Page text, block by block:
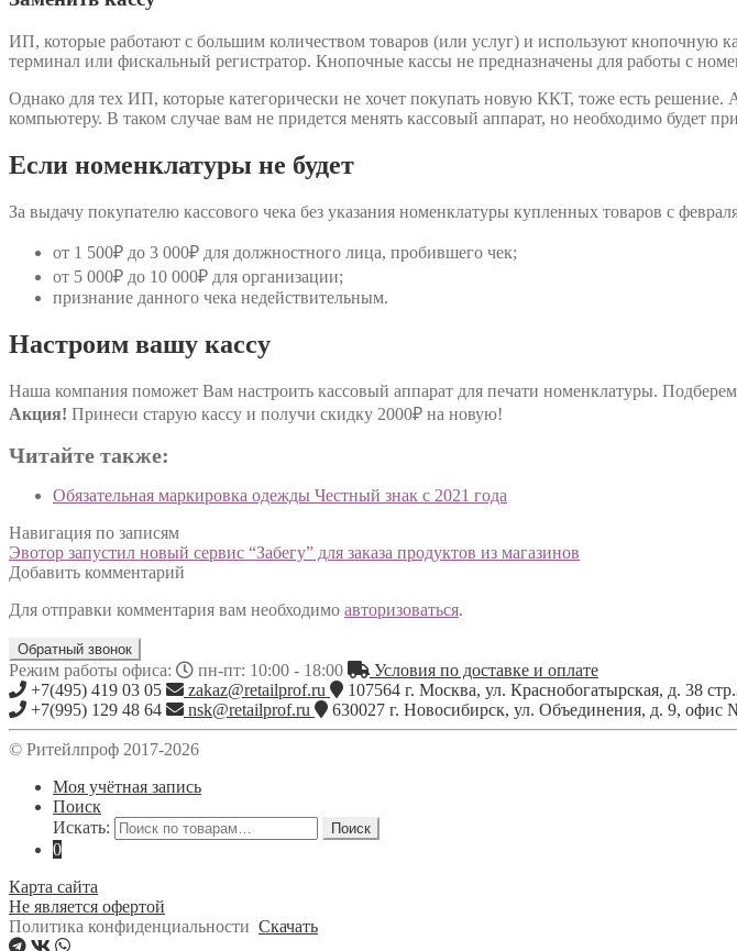
ИП, которые работают с большим количеством товаров (или услуг) и используют кнопочную
терминал или фискальный регистратор. Кнопочные кассы не предназначены для работы с
Однако для тех ИП, которые категорически не хочет покупать новую ККТ, тоже есть
компьютеру. В таком случае вам не придется менять кассовый аппарат, но необходимо будет
Если номенклатуры не будет
За выдачу покупателю кассового чека без указания номенклатуры купленных товаров с
от 1 500₽ до 3 000₽ для должностного лица, пробившего чек;
от 5 000₽ до 10 000₽ для организации;
признание данного чека недействительным.
Настроим вашу кассу
Наша компания поможет Вам настроить кассовый аппарат для печати номенклатуры.
Акция! Принеси старую кассу и получи скидку 2000₽ на новую!
Читайте также:
Обязательная маркировка одежды Честный знак с 2021 года
Навигация по записям
Эвотор запустил новый сервис “Забегу” для заказа продуктов из магазинов
Добавить комментарий
Для отправки комментария вам необходимо авторизоваться.
Обратный звонок
Режим работы офиса: пн-пт: 10:00 - 18:00
Условия по доставке и оплате
+7(495) 419 03 05
zakaz@retailprof.ru 107564 г. Москва, ул. Краснобогатырская, д. 38
+7(995) 129 48 64
nsk@retailprof.ru 630027 г. Новосибирск, ул. Объединения, д. 9, офис
© Ритейлпроф 2017-2026
Моя учётная запись
Поиск
Искать:
Поиск
0
Карта сайта
Не является офертой
Политика конфиденциальности Скачать